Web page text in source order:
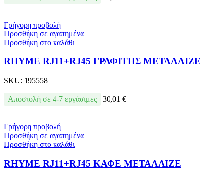
Γρήγορη προβολή
Προσθήκη σε αγαπημένα
Προσθήκη στο καλάθι
RHYME RJ11+RJ45 ΓΡΑΦΙΤΗΣ ΜΕΤΑΛΛΙΖΕ
SKU: 195558
Αποστολή σε 4-7 εργάσιμες 30,01 €
Γρήγορη προβολή
Προσθήκη σε αγαπημένα
Προσθήκη στο καλάθι
RHYME RJ11+RJ45 ΚΑΦΕ ΜΕΤΑΛΛΙΖΕ